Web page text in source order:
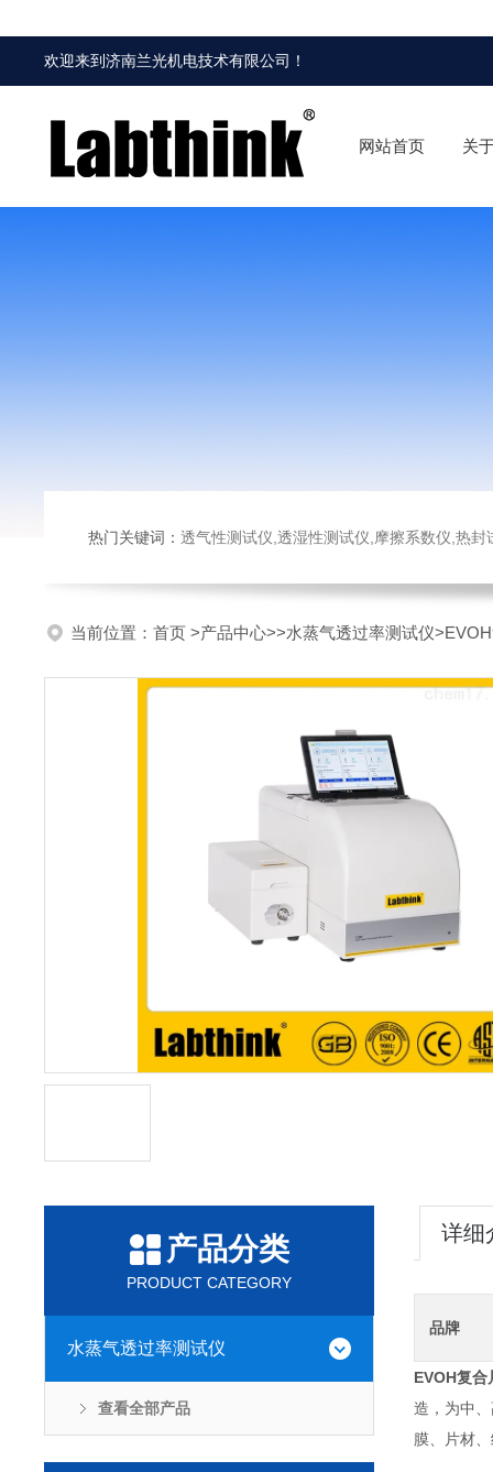
欢迎来到济南兰光机电技术有限公司 ！
网站首页 关
热门关键词： 透气性测试仪,透湿性测试仪,摩擦系数仪,热封试验仪,
当前位置： 首页 >产品中心>>水蒸气透过率测试仪
产品分类
PRODUCT CATEGORY
水蒸气透过率测试仪
查看全部产品
详细
品牌
EVOH复
造，为中
膜、片材